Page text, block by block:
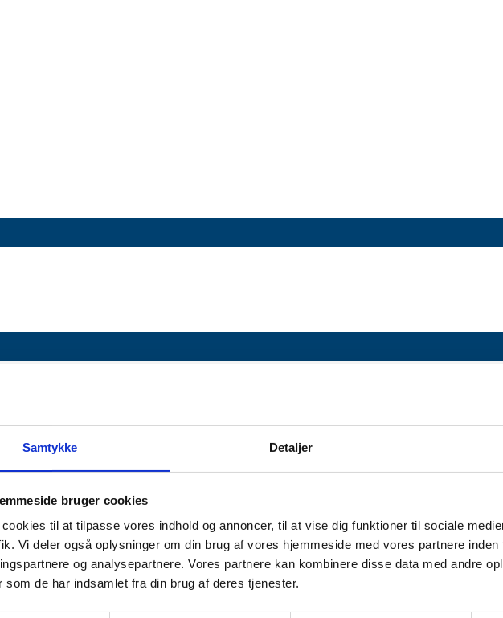
Samtykke Detaljer
bruger cookies
til at tilpasse vores indhold og annoncer, til at vise dig funktioner til sociale
Vi deler også oplysninger om din brug af vores hjemmeside med vores partnere inden
og analysepartnere. Vores partnere kan kombinere disse data med andre
som de har indsamlet fra din brug af deres tjenester.
– postkort
kvalitet, i A5 størrelse. Det gør teksten let at læse og fine at bruge i klinikken, hvis du har